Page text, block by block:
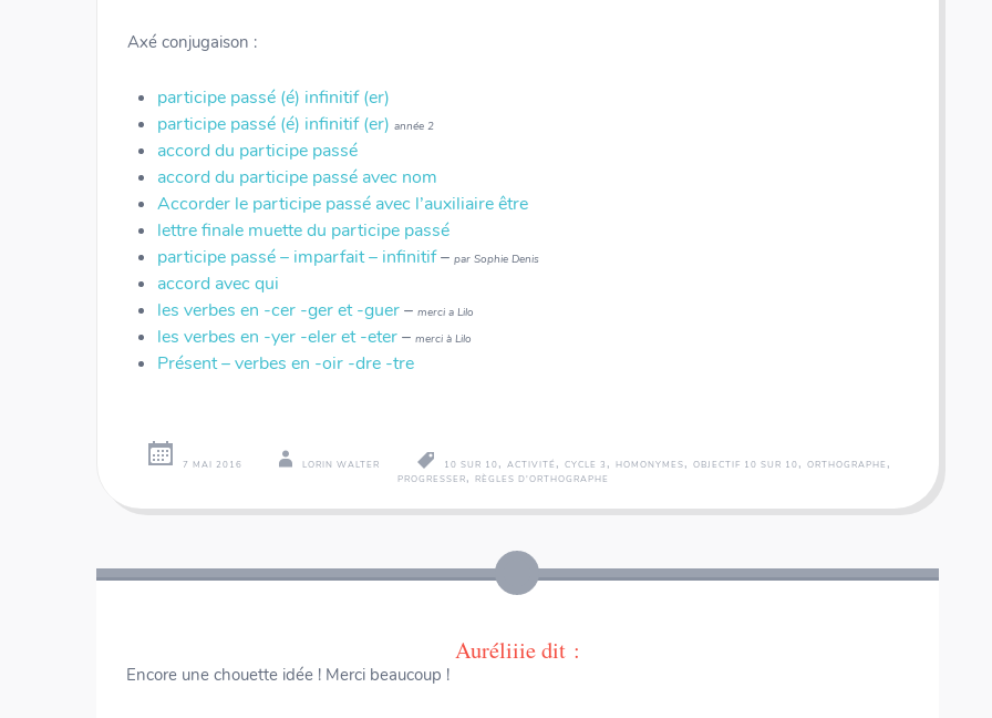
Axé conjugaison :
participe passé (é) infinitif (er)
participe passé (é) infinitif (er) année 2
accord du participe passé
accord du participe passé avec nom
Accorder le participe passé avec l’auxiliaire être
lettre finale muette du participe passé
participe passé – imparfait – infinitif– par Sophie Denis
accord avec qui
les verbes en -cer -ger et -guer– merci a Lilo
les verbes en -yer -eler et -eter– merci à Lilo
Présent – verbes en -oir -dre -tre
7 MAI 2016 LORIN WALTER 10 SUR 10,ACTIVITÉ ,CYCLE 3 ,HOMONYMES,OBJECTIF 10 SUR 10,ORTHOGRAPHE ,
PROGRESSER, RÈGLES D'ORTHOGRAPHE
des
Auréliiiedit :
Encore une chouette idée ! Merci beaucoup !